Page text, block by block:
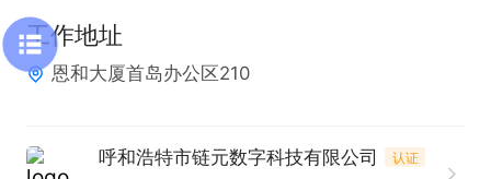
工作地址
恩和大厦首岛办公区210
呼和浩特市链元数字科技有限公司 认证